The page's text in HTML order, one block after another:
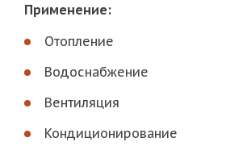
Применение:
Отопление
Водоснабжение
Вентиляция
Кондиционирование